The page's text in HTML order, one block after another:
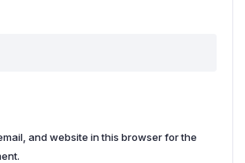
and website in this browser for the